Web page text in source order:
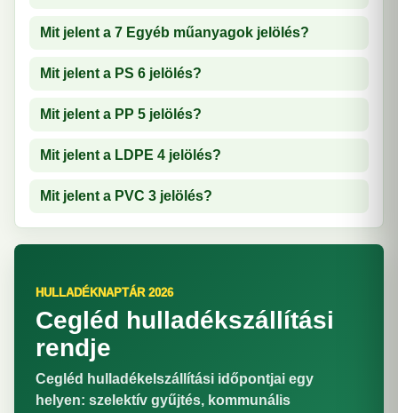
Mit jelent a 7 Egyéb műanyagok jelölés?
Mit jelent a PS 6 jelölés?
Mit jelent a PP 5 jelölés?
Mit jelent a LDPE 4 jelölés?
Mit jelent a PVC 3 jelölés?
HULLADÉKNAPTÁR 2026
Cegléd hulladékszállítási
rendje
Cegléd hulladékelszállítási időpontjai egy
helyen: szelektív gyűjtés, kommunális